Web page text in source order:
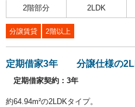
2階部分 2LDK
分譲賃貸 2階以上
定期借家3年 分譲仕様の
定期借家契約：3年
約64.94m²の2LDKタイプ。